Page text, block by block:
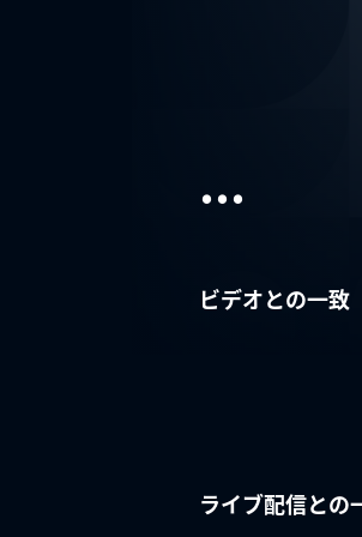
...
ビデオとの一致
ライブ配信との